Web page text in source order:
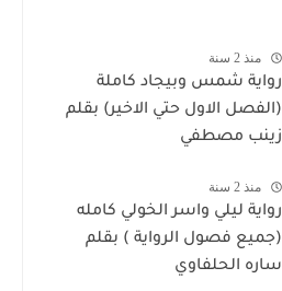
منذ 2 سنة
رواية شمس وبيجاد كاملة
(الفصل الاول حتي الاخير) بقلم
زينب مصطفي
منذ 2 سنة
رواية ليلي واسر الخولي كامله
(جميع فصول الرواية ) بقلم
ساره الحلفاوي